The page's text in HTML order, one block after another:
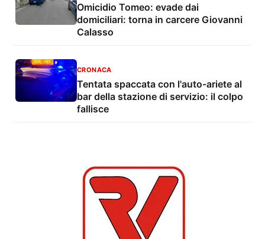
Omicidio Tomeo: evade dai
domiciliari: torna in carcere Giovanni
Calasso
CRONACA
Tentata spaccata con l'auto-ariete al
bar della stazione di servizio: il colpo
fallisce